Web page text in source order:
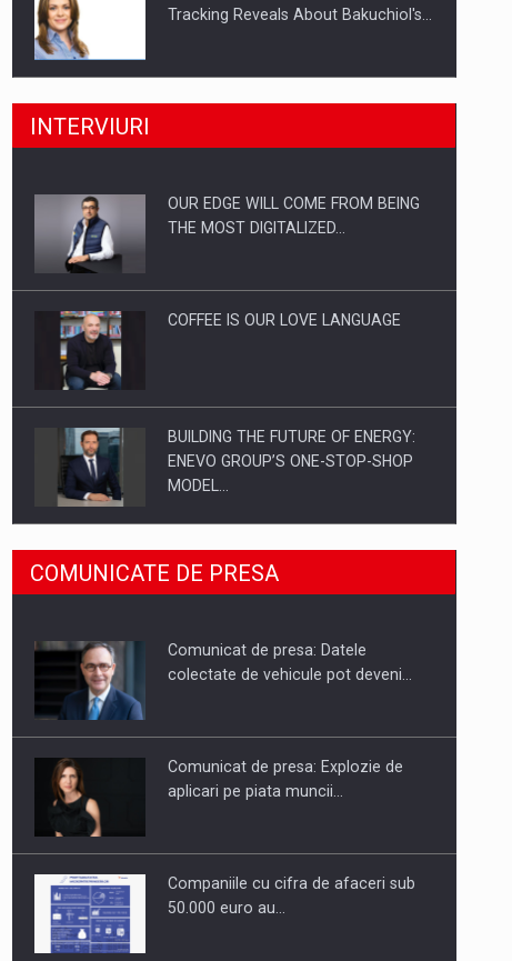
Tracking Reveals About Bakuchiol's…
Producatorii si comerciantii care nu
Proteinmaxxing and the Future of
INTERVIURI
OUR EDGE WILL COME FROM BEING
THE MOST DIGITALIZED…
COFFEE IS OUR LOVE LANGUAGE
BUILDING THE FUTURE OF ENERGY:
ENEVO GROUP’S ONE-STOP-SHOP
MODEL…
ROOTED IN ROMANIA, BUILT TO
DELIVER TECHNOLOGY FOR THE…
PUTTING ROMANIAN CORPORATE
COMUNICATE DE PRESA
Comunicat de presa: Datele
colectate de vehicule pot deveni…
Comunicat de presa: Explozie de
aplicari pe piata muncii…
Companiile cu cifra de afaceri sub
50.000 euro au…